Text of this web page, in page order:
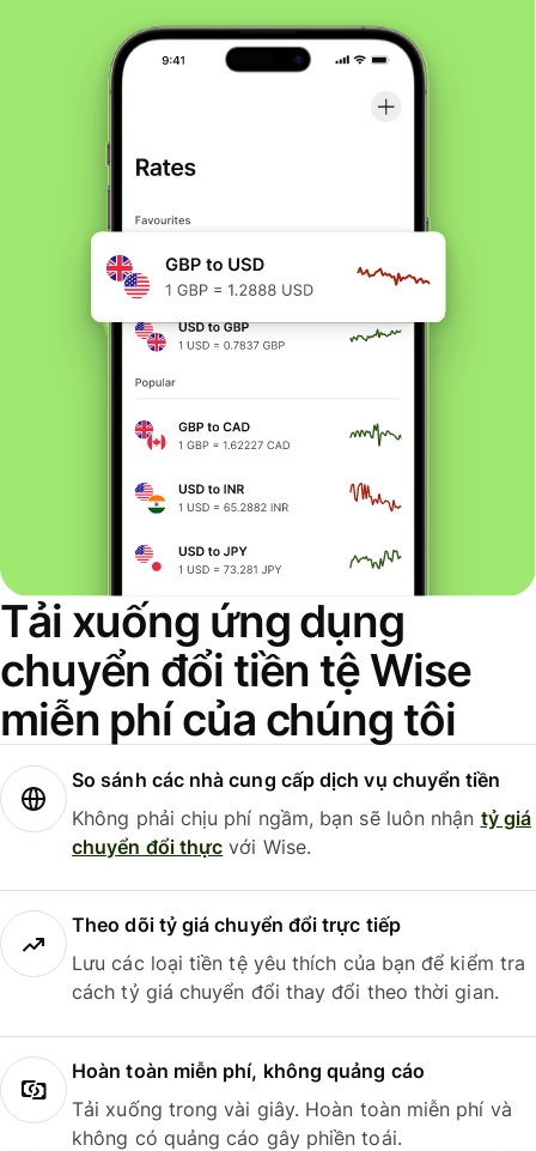
Tải xuống ứng dụng
chuyển đổi tiền tệ Wise
miễn phí của chúng tôi
So sánh các nhà cung cấp dịch vụ chuyển tiền
Không phải chịu phí ngầm, bạn sẽ luôn nhận tỷ giá
chuyển đổi thực với Wise.
Theo dõi tỷ giá chuyển đổi trực tiếp
Lưu các loại tiền tệ yêu thích của bạn để kiểm tra
cách tỷ giá chuyển đổi thay đổi theo thời gian.
Hoàn toàn miễn phí, không quảng cáo
Tải xuống trong vài giây. Hoàn toàn miễn phí và
không có quảng cáo gây phiền toái.